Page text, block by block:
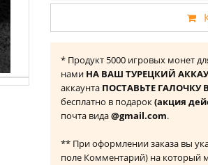
* Продукт ‎5000 игровых монет
нами НА ВАШ ТУРЕЦКИЙ
аккаунта ПОСТАВЬТЕ ГАЛОЧКУ
бесплатно в подарок(акция
почта вида@gmail.com.
** При оформлении заказа вы
поле Комментарий) на который